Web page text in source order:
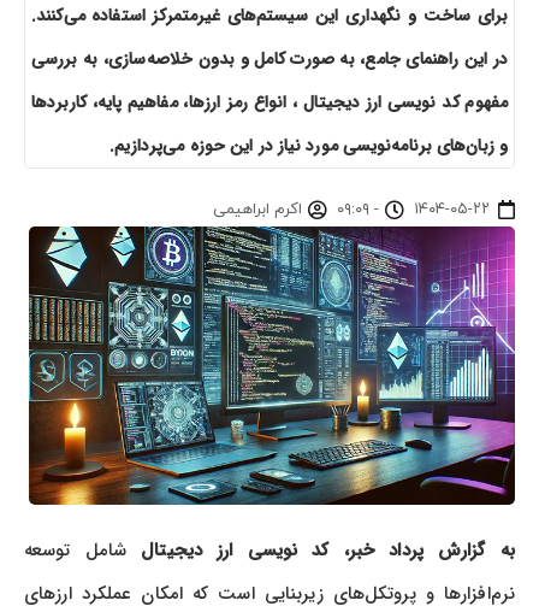
برای ساخت و نگهداری این سیستم‌های غیرمتمرکز استفاده می‌کنند.
در این راهنمای جامع، به صورت کامل و بدون خلاصه‌سازی، به بررسی
مفهوم کد نویسی ارز دیجیتال ، انواع رمز ارزها، مفاهیم پایه، کاربردها
و زبان‌های برنامه‌نویسی مورد نیاز در این حوزه می‌پردازیم.
۱۴۰۴-۰۵-۲۲ - ۰۹:۰۹ اکرم ابراهیمی
به گزارش پرداد خبر، کد نویسی ارز دیجیتالشامل توسعه
نرم‌افزارها و پروتکل‌های زیربنایی است که امکان عملکرد ارزهای